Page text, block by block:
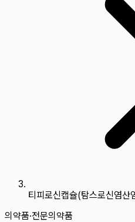
티피로신캡슐(탐스로신염산
의약품·전문의약품